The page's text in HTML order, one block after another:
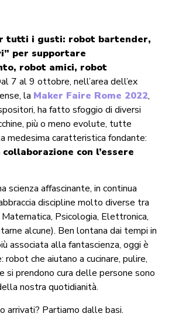
tutti i gusti: robot bartender,
per supportare
robot amici, robot
7 al 9 ottobre, nell’area dell’ex
la Maker Faire Rome 2022,
ha fatto sfoggio di diversi
più o meno evolute, tutte
medesima caratteristica fondante:
collaborazione con l’essere
scienza affascinante, in continua
discipline molto diverse tra
Psicologia, Elettronica,
alcune). Ben lontana dai tempi in
associata alla fantascienza, oggi è
robot che aiutano a cucinare, pulire,
si prendono cura delle persone sono
nostra quotidianità.
arrivati? Partiamo dalle basi.